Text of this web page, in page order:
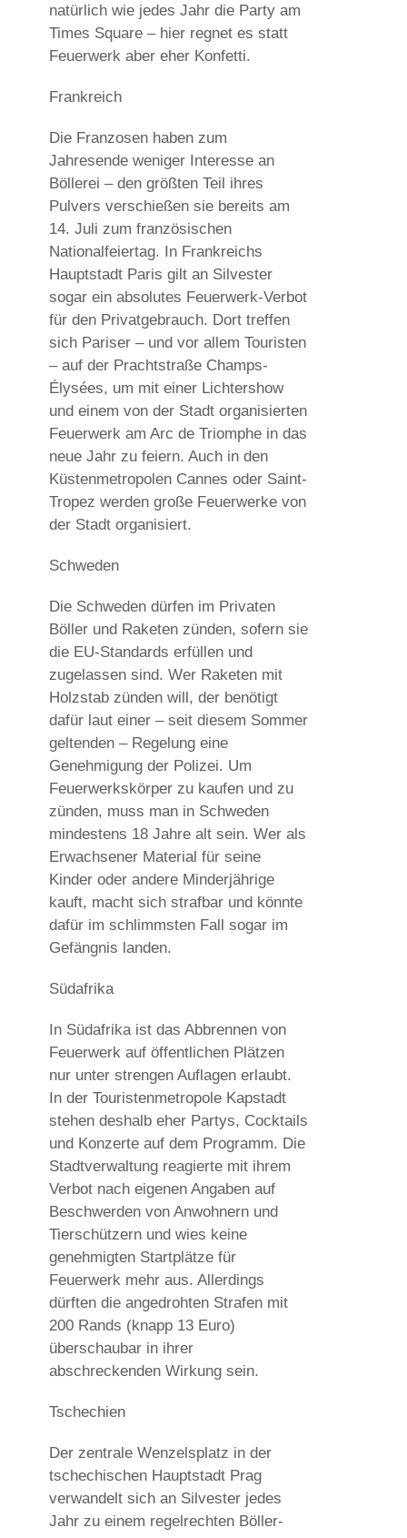
natürlich wie jedes Jahr die Party am
Times Square – hier regnet es statt
Feuerwerk aber eher Konfetti.
Frankreich
Die Franzosen haben zum
Jahresende weniger Interesse an
Böllerei – den größten Teil ihres
Pulvers verschießen sie bereits am
14. Juli zum französischen
Nationalfeiertag. In Frankreichs
Hauptstadt Paris gilt an Silvester
sogar ein absolutes Feuerwerk-Verbot
für den Privatgebrauch. Dort treffen
sich Pariser – und vor allem Touristen
– auf der Prachtstraße Champs-
Élysées, um mit einer Lichtershow
und einem von der Stadt organisierten
Feuerwerk am Arc de Triomphe in das
neue Jahr zu feiern. Auch in den
Küstenmetropolen Cannes oder Saint-
Tropez werden große Feuerwerke von
der Stadt organisiert.
Schweden
Die Schweden dürfen im Privaten
Böller und Raketen zünden, sofern sie
die EU-Standards erfüllen und
zugelassen sind. Wer Raketen mit
Holzstab zünden will, der benötigt
dafür laut einer – seit diesem Sommer
geltenden – Regelung eine
Genehmigung der Polizei. Um
Feuerwerkskörper zu kaufen und zu
zünden, muss man in Schweden
mindestens 18 Jahre alt sein. Wer als
Erwachsener Material für seine
Kinder oder andere Minderjährige
kauft, macht sich strafbar und könnte
dafür im schlimmsten Fall sogar im
Gefängnis landen.
Südafrika
In Südafrika ist das Abbrennen von
Feuerwerk auf öffentlichen Plätzen
nur unter strengen Auflagen erlaubt.
In der Touristenmetropole Kapstadt
stehen deshalb eher Partys, Cocktails
und Konzerte auf dem Programm. Die
Stadtverwaltung reagierte mit ihrem
Verbot nach eigenen Angaben auf
Beschwerden von Anwohnern und
Tierschützern und wies keine
genehmigten Startplätze für
Feuerwerk mehr aus. Allerdings
dürften die angedrohten Strafen mit
200 Rands (knapp 13 Euro)
überschaubar in ihrer
abschreckenden Wirkung sein.
Tschechien
Der zentrale Wenzelsplatz in der
tschechischen Hauptstadt Prag
verwandelt sich an Silvester jedes
Jahr zu einem regelrechten Böller-